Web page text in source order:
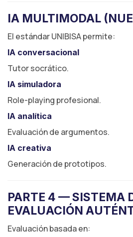
IA MULTIMODAL
El estándar UNIBISA permite:
IA conversacional
Tutor socrático.
IA simuladora
Role-playing profesional.
IA analítica
Evaluación de argumentos.
IA creativa
Generación de prototipos.
PARTE 4 — SISTEMA
EVALUACIÓN
Evaluación basada en: